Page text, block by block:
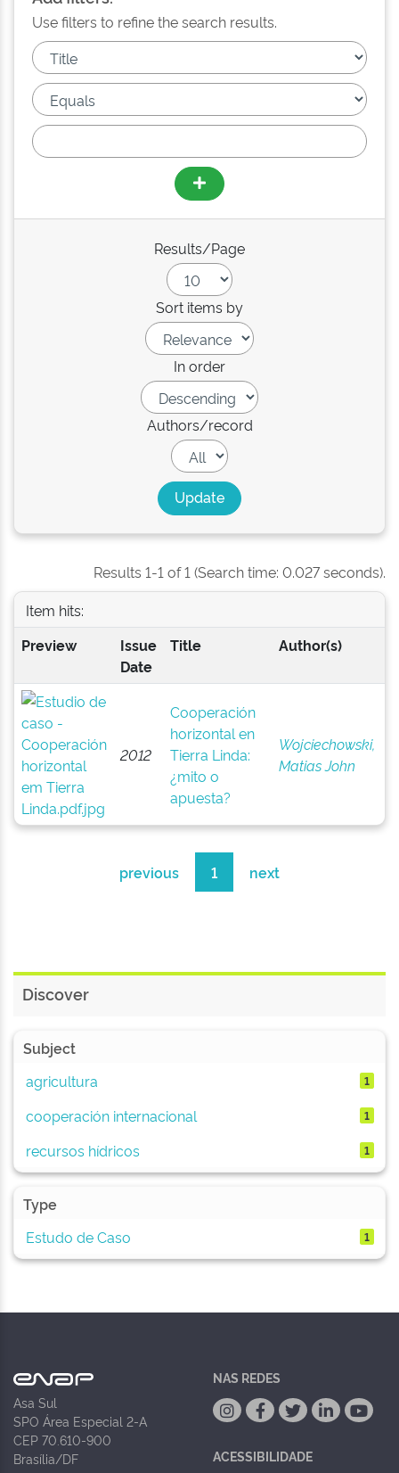
Use filters to refine the search results.
Results/Page
Sort items by
In order
Authors/record
Results 1-1 of 1 (Search time: 0.027 seconds).
Item hits:
Preview
Issue
Date
Title Author(s)
2012
Cooperación
horizontal en
Tierra Linda:
¿mito o
apuesta?
Wojciechowski,
Matias John
previous 1 next
Discover
Subject
agricultura
1
cooperación internacional 1
recursos hídricos 1
Type
Estudo de Caso
1
Asa Sul
SPO Área Especial 2-A
CEP 70.610-900
Brasília/DF
NAS REDES
ACESSIBILIDADE